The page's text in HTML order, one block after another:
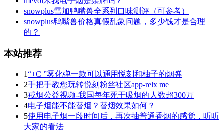
snowplus雪加鸭嘴兽全系列口味测评（可参考）
snowplus鸭嘴兽价格真假乱象问题，多少钱才是合理
的？
本站推荐
1“+C ”雾化弹一款可以通用悦刻和柚子的烟弹
2手把手教您玩转悦刻粉丝社区app-relx me
3戒烟公益视频-我国每年死于吸烟的人数超300万
4电子烟能不能替烟？替烟效果如何？
5使用电子烟一段时间后，再次抽普通香烟的感觉，听听
大家的看法